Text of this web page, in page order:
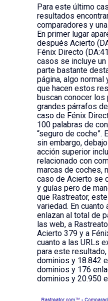
Para este último
resultados
comparadores y
En primer lugar
después Acierto
Fénix Directo
casos se incluye un
parte bastante
página, algo normal
que hacen estos
buscan conocer
grandes párrafos
caso de Fénix
100 palabras de
“seguro de coche”.
sin embargo,
acción superior
relacionado con
marcas de coches,
caso de Acierto se
y guías pero de
que Rastreator,
variedad. En
enlazan al total de
las web, a
Acierto 379 y a
cuanto a las URLs
para este
dominios y 18.842
dominios y 176
dominios y 20.950